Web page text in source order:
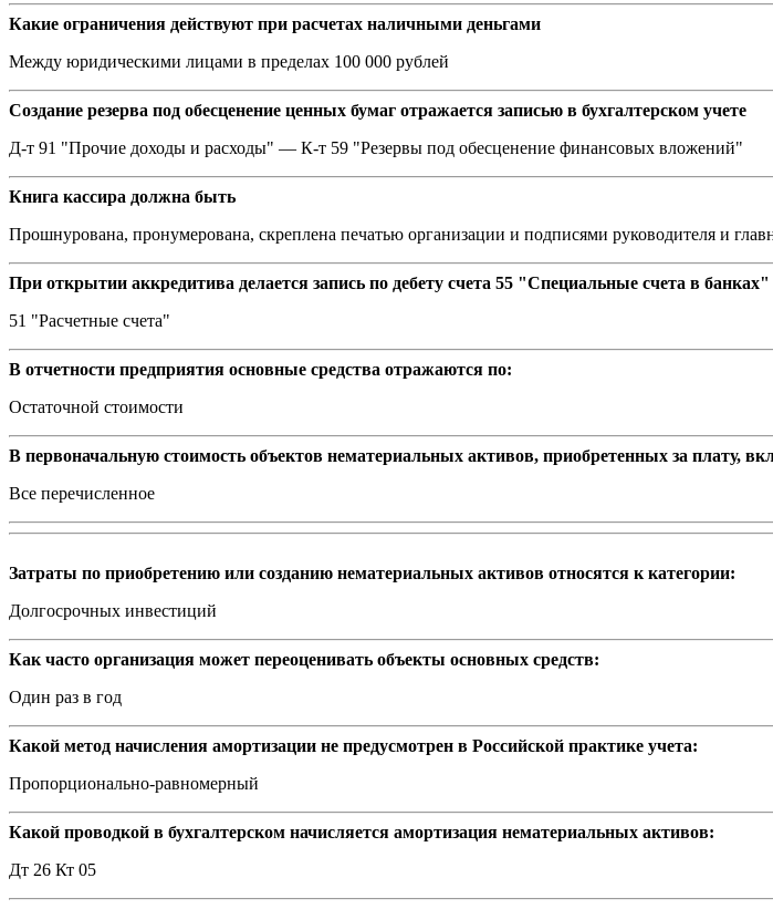
Какие ограничения действуют при расчетах наличными деньгами
Между юридическими лицами в пределах 100 000 рублей
Создание резерва под обесценение ценных бумаг отражается записью в бухгалтерском учете
Д-т 91 "Прочие доходы и расходы" — К-т 59 "Резервы под обесценение финансовых вложений"
Книга кассира должна быть
Прошнурована, пронумерована, скреплена печатью организации и подписями руководителя и
При открытии аккредитива делается запись по дебету счета 55 "Специальные счета в банках"
51 "Расчетные счета"
В отчетности предприятия основные средства отражаются по:
Остаточной стоимости
В первоначальную стоимость объектов нематериальных активов, приобретенных за плату,
Все перечисленное
Затраты по приобретению или созданию нематериальных активов относятся к категории:
Долгосрочных инвестиций
Как часто организация может переоценивать объекты основных средств:
Один раз в год
Какой метод начисления амортизации не предусмотрен в Российской практике учета:
Пропорционально-равномерный
Какой проводкой в бухгалтерском начисляется амортизация нематериальных активов:
Дт 26 Кт 05